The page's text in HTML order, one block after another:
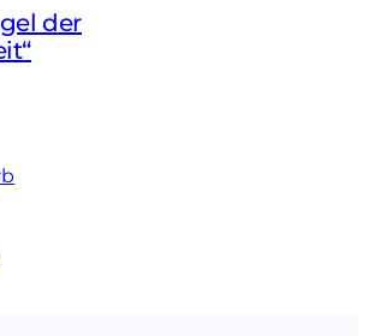
der